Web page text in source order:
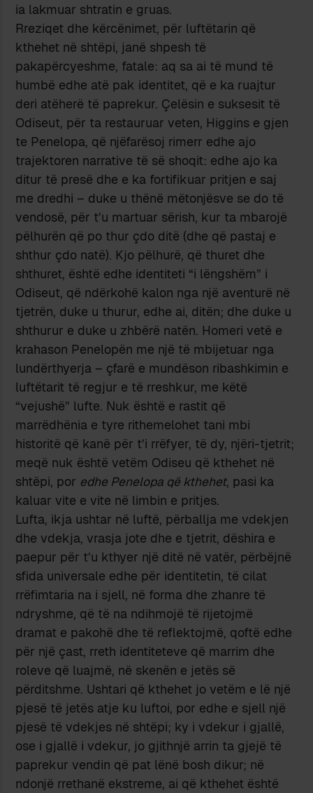
ia lakmuar shtratin e gruas.
Rreziqet dhe kërcënimet, për luftëtarin që
kthehet në shtëpi, janë shpesh të
pakapërcyeshme, fatale: aq sa ai të mund të
humbë edhe atë pak identitet, që e ka ruajtur
deri atëherë të paprekur. Çelësin e suksesit të
Odiseut, për ta restauruar veten, Higgins e gjen
te Penelopa, që njëfarësoj rimerr edhe ajo
trajektoren narrative të së shoqit: edhe ajo ka
ditur të presë dhe e ka fortifikuar pritjen e saj
me dredhi – duke u thënë mëtonjësve se do të
vendosë, për t’u martuar sërish, kur ta mbarojë
pëlhurën që po thur çdo ditë (dhe që pastaj e
shthur çdo natë). Kjo pëlhurë, që thuret dhe
shthuret, është edhe identiteti “i lëngshëm” i
Odiseut, që ndërkohë kalon nga një aventurë në
tjetrën, duke u thurur, edhe ai, ditën; dhe duke u
shthurur e duke u zhbërë natën. Homeri vetë e
krahason Penelopën me një të mbijetuar nga
lundërthyerja – çfarë e mundëson ribashkimin e
luftëtarit të regjur e të rreshkur, me këtë
“vejushë” lufte. Nuk është e rastit që
marrëdhënia e tyre rithemelohet tani mbi
historitë që kanë për t’i rrëfyer, të dy, njëri-tjetrit;
meqë nuk është vetëm Odiseu që kthehet në
shtëpi, por edhe Penelopa që kthehet, pasi ka
kaluar vite e vite në limbin e pritjes.
Lufta, ikja ushtar në luftë, përballja me vdekjen
dhe vdekja, vrasja jote dhe e tjetrit, dëshira e
paepur për t’u kthyer një ditë në vatër, përbëjnë
sfida universale edhe për identitetin, të cilat
rrëfimtaria na i sjell, në forma dhe zhanre të
ndryshme, që të na ndihmojë të rijetojmë
dramat e pakohë dhe të reflektojmë, qoftë edhe
për një çast, rreth identiteteve që marrim dhe
roleve që luajmë, në skenën e jetës së
përditshme. Ushtari që kthehet jo vetëm e lë një
pjesë të jetës atje ku luftoi, por edhe e sjell një
pjesë të vdekjes në shtëpi; ky i vdekur i gjallë,
ose i gjallë i vdekur, jo gjithnjë arrin ta gjejë të
paprekur vendin që pat lënë bosh dikur; në
ndonjë rrethanë ekstreme, ai që kthehet është